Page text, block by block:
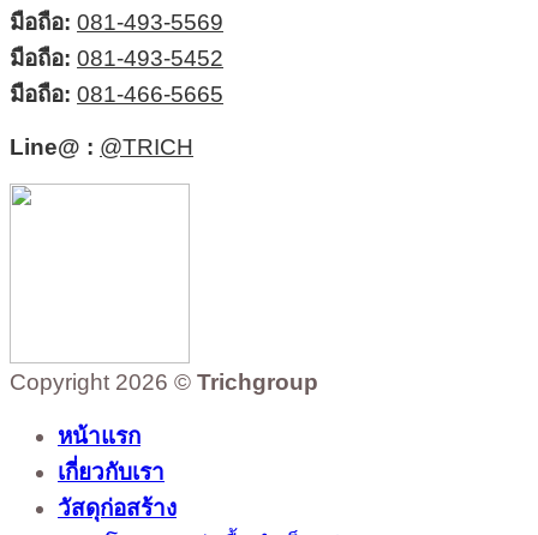
มือถือ: 081-493-5569
มือถือ: 081-493-5452
มือถือ: 081-466-5665
Line@ : @TRICH
Copyright 2026 © Trichgroup
หน้าแรก
เกี่ยวกับเรา
วัสดุก่อสร้าง